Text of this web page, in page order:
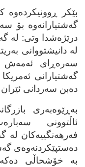
بێکر ڕوونیکرده‌وه‌
گه‌شتیارانه‌وه‌ بۆ
درێژه‌شدا وتی: له‌
له‌ دانیشتووانی
سه‌ره‌ڕای ئه‌مه‌ش
گه‌شتیارانی
ده‌بن سه‌ردانی
به‌ڕێوه‌به‌ری
ئاڵتوونی
فه‌رهه‌نگییه‌کان له‌
ده‌ستپێکردنه‌وه‌ی
به‌ خۆشحاڵی